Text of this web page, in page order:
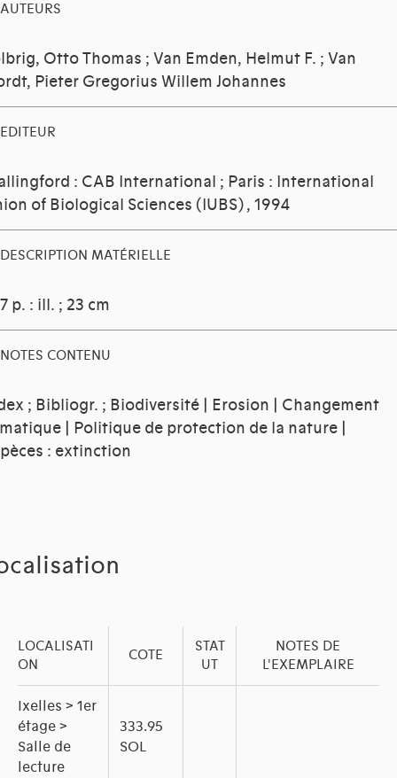
AUTEURS
Otto Thomas ; Van Emden, Helmut F. ; Van
Pieter Gregorius Willem Johannes
EDITEUR
: CAB International ; Paris : International
of Biological Sciences (IUBS), 1994
DESCRIPTION MATÉRIELLE
p. : ill. ; 23 cm
NOTES CONTENU
; Bibliogr. ; Biodiversité | Erosion | Changement
| Politique de protection de la nature |
: extinction
LOCALISATI
ON
COTE
STAT
UT
NOTES DE
L'EXEMPLAIRE
Ixelles > 1er
étage >
Salle de
lecture
333.95
SOL